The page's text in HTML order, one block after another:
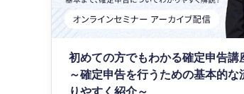
初めての方でもわかる確定申告講
～確定申告を行うための基本的な
りやすく紹介～